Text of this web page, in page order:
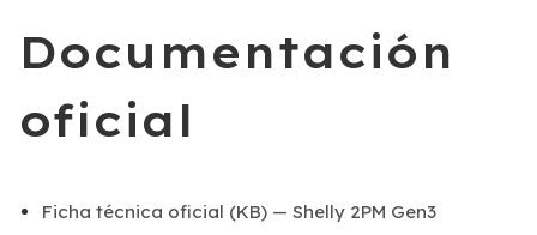
Documentación
oficial
Ficha técnica oficial (KB) — Shelly 2PM Gen3